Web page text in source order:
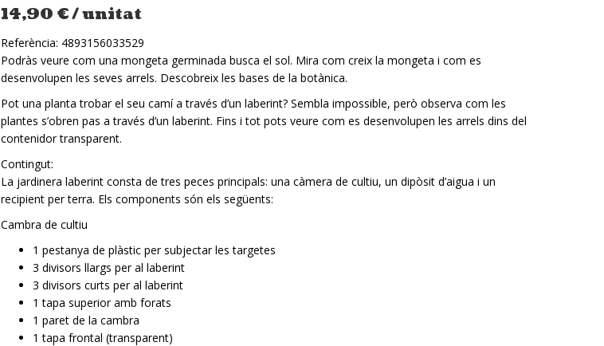
14,90 €/ unitat
Referència: 4893156033529
Podràs veure com una mongeta germinada busca el sol. Mira com creix la mongeta i com es
desenvolupen les seves arrels. Descobreix les bases de la botànica.
Pot una planta trobar el seu camí a través d’un laberint? Sembla impossible, però observa com les
plantes s’obren pas a través d’un laberint. Fins i tot pots veure com es desenvolupen les arrels dins del
contenidor transparent.
Contingut:
La jardinera laberint consta de tres peces principals: una càmera de cultiu, un dipòsit d’aigua i un
recipient per terra. Els components són els següents:
Cambra de cultiu
1 pestanya de plàstic per subjectar les targetes
3 divisors llargs per al laberint
3 divisors curts per al laberint
1 tapa superior amb forats
1 paret de la cambra
1 tapa frontal (transparent)